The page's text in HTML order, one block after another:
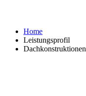
Home
Leistungsprofil
Dachkonstruktionen